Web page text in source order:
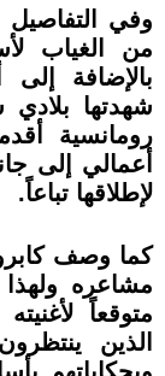
وفي
من الغياب
بالإضافة
شهدتها بلادي
رومانسية
أعمالي إلى
لإطلاقها تباعاً.
كما وصف كابرو
مشاعره
متوقعاً
الذين